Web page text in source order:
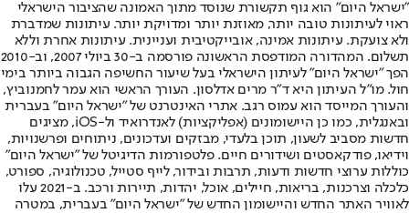
"ישראל היום" הוא גוף תקשורת שנוסד מתוך האמונה שהציבור הישראלי
ראוי לעיתונות טובה יותר, מאוזנת יותר ומדויקת יותר. עיתונות שמדברת
ולא צועקת. עיתונות אמינה, אובייקטיבית ועניינית. עיתונות אחרת וללא
תשלום. המהדורה המודפסת הראשונה פורסמה ב-30 ביולי 2007, וב-2010
הפך "ישראל היום" לעיתון הישראלי בעל שיעור החשיפה הגבוה ביותר בימי
חול. מו"ל העיתון היא ד"ר מרים אדלסון. העורך הראשי הוא עמר לחמנוביץ,
והעורך המייסד הוא עמוס רגב. אתרי האינטרנט של "ישראל היום" בעברית
ובאנגלית, כמו כן היישומונים (אפליקציות) לאנדרואיד ול-iOS, מציגים
חדשות מסביב לשעון, תוכן בלעדי, מבזקים ועדכונים, ניתוחים ופרשנויות,
וידיאו, פודקאסטים ושידורים חיים. פלטפורמות הדיגיטל של "ישראל היום"
כוללות ערוצי חדשות ודעות, תרבות ובידור, לייף סטייל, טכנולוגיה, ספורט,
כלכלה וצרכנות, בריאות, חיילים, אוכל, יהדות, תיירות ורכב. ב-2021 עלו
לאוויר האתר החדש והיישומון החדש של "ישראל היום" בעברית, במטרה